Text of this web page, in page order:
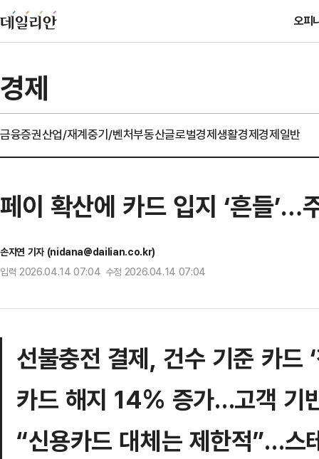
오피
경제
금융증권산업/재계중기/벤처부동산글로벌경제생활경제경제일반
페이 확산에 카드 입지 ‘흔들’…
손지연 기자 (nidana@dailian.co.kr)
입력 2026.04.14 07:04 수정 2026.04.14 07:04
선불충전 결제, 건수 기준 카드
카드 해지 14% 증가…고객 기
“신용카드 대체는 제한적”…스